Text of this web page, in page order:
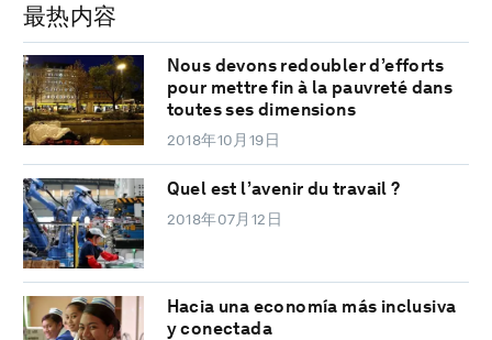
最热内容
Nous devons redoubler d’efforts
pour mettre fin à la pauvreté dans
toutes ses dimensions
2018年10月19日
Quel est l’avenir du travail ?
2018年07月12日
Hacia una economía más inclusiva
y conectada